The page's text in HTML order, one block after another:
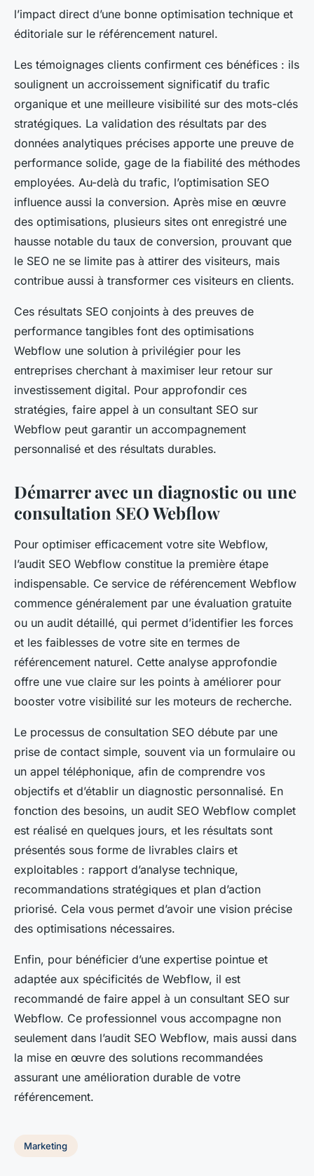
l’impact direct d’une bonne optimisation technique et
éditoriale sur le référencement naturel.
Les témoignages clients confirment ces bénéfices : ils
soulignent un accroissement significatif du trafic
organique et une meilleure visibilité sur des mots-clés
stratégiques. La validation des résultats par des
données analytiques précises apporte une preuve de
performance solide, gage de la fiabilité des méthodes
employées. Au-delà du trafic, l’optimisation SEO
influence aussi la conversion. Après mise en œuvre
des optimisations, plusieurs sites ont enregistré une
hausse notable du taux de conversion, prouvant que
le SEO ne se limite pas à attirer des visiteurs, mais
contribue aussi à transformer ces visiteurs en clients.
Ces résultats SEO conjoints à des preuves de
performance tangibles font des optimisations
Webflow une solution à privilégier pour les
entreprises cherchant à maximiser leur retour sur
investissement digital. Pour approfondir ces
stratégies, faire appel à un consultant SEO sur
Webflow peut garantir un accompagnement
personnalisé et des résultats durables.
Démarrer avec un diagnostic ou une
consultation SEO Webflow
Pour optimiser efficacement votre site Webflow,
l’audit SEO Webflow constitue la première étape
indispensable. Ce service de référencement Webflow
commence généralement par une évaluation gratuite
ou un audit détaillé, qui permet d’identifier les forces
et les faiblesses de votre site en termes de
référencement naturel. Cette analyse approfondie
offre une vue claire sur les points à améliorer pour
booster votre visibilité sur les moteurs de recherche.
Le processus de consultation SEO débute par une
prise de contact simple, souvent via un formulaire ou
un appel téléphonique, afin de comprendre vos
objectifs et d’établir un diagnostic personnalisé. En
fonction des besoins, un audit SEO Webflow complet
est réalisé en quelques jours, et les résultats sont
présentés sous forme de livrables clairs et
exploitables : rapport d’analyse technique,
recommandations stratégiques et plan d’action
priorisé. Cela vous permet d’avoir une vision précise
des optimisations nécessaires.
Enfin, pour bénéficier d’une expertise pointue et
adaptée aux spécificités de Webflow, il est
recommandé de faire appel à un consultant SEO sur
Webflow. Ce professionnel vous accompagne non
seulement dans l’audit SEO Webflow, mais aussi dans
la mise en œuvre des solutions recommandées
assurant une amélioration durable de votre
référencement.
Marketing